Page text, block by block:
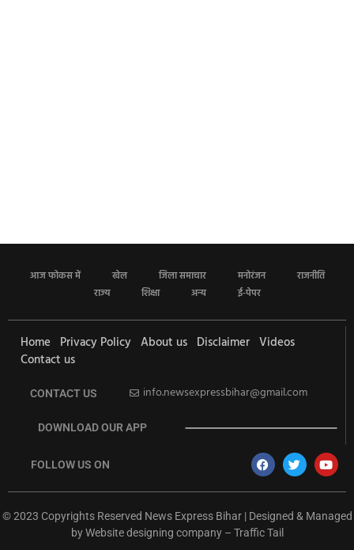
आज फोकस में खेल जिला समाचार मनोरंजन
राजनीति
राज्य
शिक्षा अन्य ई-पेपर
Home Privacy Policy About us Disclaimer Videos
Contact us
CONTACT US info.newsexpressbihar@gmail.com
DOWNLOAD OUR APP
FOLLOW US ON
© 2023 Copyrights Reserved News Express Bihar | Designed & Managed
byWebsite designing company– Traffic Tail